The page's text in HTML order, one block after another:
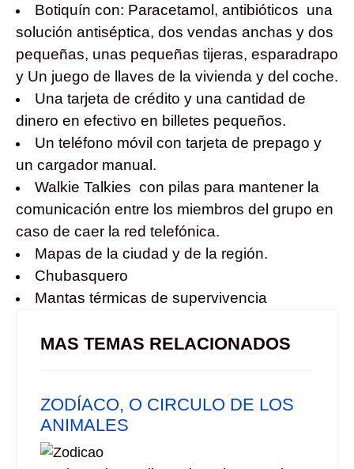
Botiquín con: Paracetamol, antibióticos una
solución antiséptica, dos vendas anchas y dos
pequeñas, unas pequeñas tijeras, esparadrapo
y Un juego de llaves de la vivienda y del coche.
Una tarjeta de crédito y una cantidad de
dinero en efectivo en billetes pequeños.
Un teléfono móvil con tarjeta de prepago y
un cargador manual.
Walkie Talkies con pilas para mantener la
comunicación entre los miembros del grupo en
caso de caer la red telefónica.
Mapas de la ciudad y de la región.
Chubasquero
Mantas térmicas de supervivencia
MAS TEMAS RELACIONADOS
ZODÍACO, O CIRCULO DE LOS
ANIMALES